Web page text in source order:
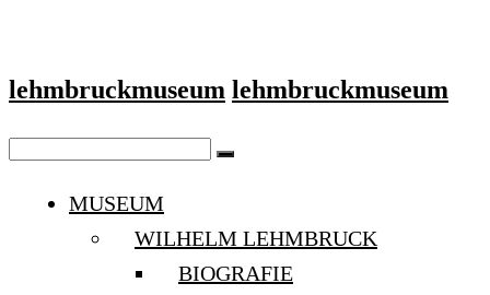
lehmbruckmuseum lehmbruckmuseum
MUSEUM
WILHELM LEHMBRUCK
BIOGRAFIE